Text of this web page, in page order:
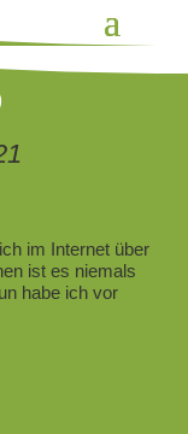
im Internet über
ist es niemals
habe ich vor